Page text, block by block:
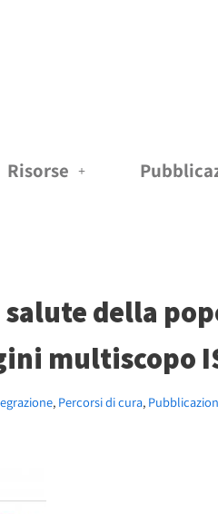
Risorse
della
multiscopo
, Percorsi di cura,